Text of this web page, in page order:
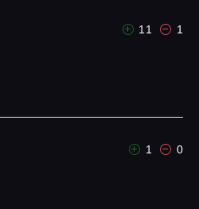
11 1
1 0